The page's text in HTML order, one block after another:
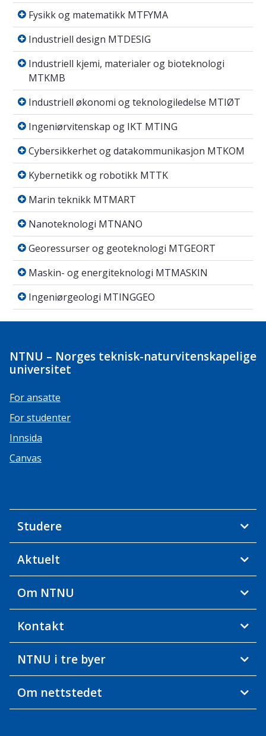
Fysikk og matematikk MTFYMA
Fysikk og matematikk MTFYMA
Industriell design MTDESIG
Industriell design MTDESIG
Industriell kjemi, materialer og bioteknologi
Industriell kjemi, materialer og bioteknologi
MTKMB
Industriell økonomi og teknologiledelse
Industriell økonomi og teknologiledelse MTIØT
Ingeniørvitenskap og IKT MTING
Ingeniørvitenskap og IKT MTING
Cybersikkerhet og datakommunikasjon
Cybersikkerhet og datakommunikasjon MTKOM
Kybernetikk og robotikk MTTK
Kybernetikk og robotikk MTTK
Marin teknikk MTMART
Marin teknikk MTMART
Nanoteknologi MTNANO
Nanoteknologi MTNANO
Georessurser og geoteknologi MTGEORT
Georessurser og geoteknologi MTGEORT
Maskin- og energiteknologi MTMASKIN
Maskin- og energiteknologi MTMASKIN
Ingeniørgeologi MTINGGEO
Ingeniørgeologi MTINGGEO
NTNU – Norges teknisk-naturvitenskapelige
universitet
For ansatte
For studenter
Innsida
Canvas
Studere
Aktuelt
Om NTNU
Kontakt
NTNU i tre byer
Om nettstedet